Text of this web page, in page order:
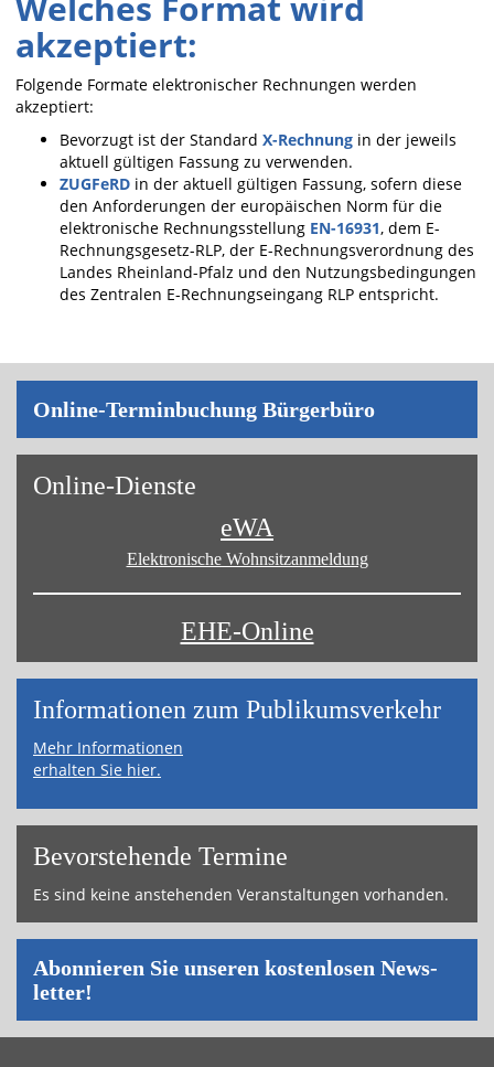
On­line-Ter­min­bu­chung Bür­ger­bü­ro
On­line-Diens­te
eWA
Elektronische Wohnsitz­anmeldung
EHE-Online
Informa­tionen zum Publikums­­verkehr
Mehr Informationen
erhalten Sie hier.
Bevor­ste­hende Ter­mi­ne
Es sind keine an­ste­hen­den Ver­an­stal­tun­gen vor­han­den.
Abon­nie­ren Sie un­se­ren kos­ten­lo­sen News­
let­ter!
akzeptiert:
Folgende Formate elektronischer Rechnungen werden
akzeptiert:
Bevorzugt ist der Standard X-Rechnung in der jeweils
aktuell gültigen Fassung zu verwenden.
ZUGFeRD in der aktuell gültigen Fassung, sofern diese
den Anforderungen der europäischen Norm für die
elektronische Rechnungsstellung EN-16931, dem E-
Rechnungsgesetz-RLP, der E-Rechnungsverordnung des
Landes Rheinland-Pfalz und den Nutzungsbedingungen
des Zentralen E-Rechnungseingang RLP entspricht.